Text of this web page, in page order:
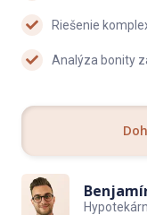
Riešenie
Analýza bonity